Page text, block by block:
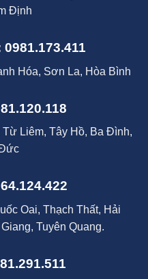
Định
Hóa, Sơn La, Hòa Bình
Liêm, Tây Hồ, Ba Đình,
Oai, Thạch Thất, Hải
Tuyên Quang.